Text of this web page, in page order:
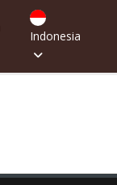
Indonesia